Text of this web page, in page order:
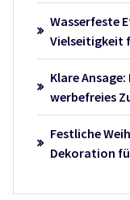
Wasserfeste
Vielseitigkeit
Klare
werbefreies
Festliche
Dekoration